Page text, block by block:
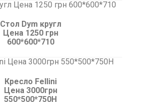
Стол Dym кругл
Цена 1250 грн
600*600*710
Кресло Fellini
Цена 3000грн
550*500*750H